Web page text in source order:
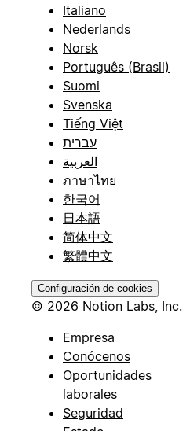
Italiano
Nederlands
Norsk
Português (Brasil)
Suomi
Svenska
Tiếng Việt
עברית
العربية
ภาษาไทย
한국어
日本語
简体中文
繁體中文
Configuración de cookies
© 2026 Notion Labs, Inc.
Empresa
Conócenos
Oportunidades
laborales
Seguridad